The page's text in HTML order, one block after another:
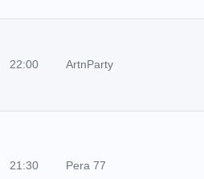
22:00 ArtnParty
21:30 Pera 77